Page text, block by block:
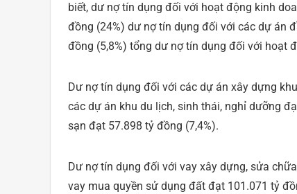
biết, dư nợ tín dụng đối với hoạt động kinh
đồng (24%) dư nợ tín dụng đối với các dự án
đồng (5,8%) tổng dư nợ tín dụng đối với hoạt
Dư nợ tín dụng đối với các dự án xây dựng
các dự án khu du lịch, sinh thái, nghỉ dưỡng
sạn đạt 57.898 tỷ đồng (7,4%).
Dư nợ tín dụng đối với vay xây dựng, sửa
vay mua quyền sử dụng đất đạt 101.071 tỷ